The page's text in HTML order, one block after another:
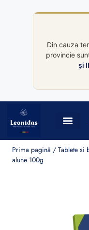
Din cauza
provincie
și
Prima pagină / Tablete si
alune 100g